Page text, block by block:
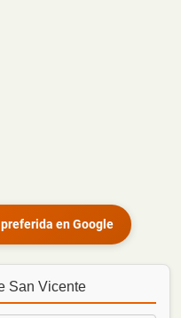
en Google
San Vicente